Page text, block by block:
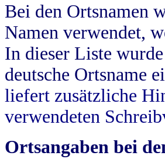
Bei den Ortsnamen
Namen verwendet,
In dieser Liste
deutsche Ortsname
liefert zusätzliche
verwendeten
Ortsangaben bei